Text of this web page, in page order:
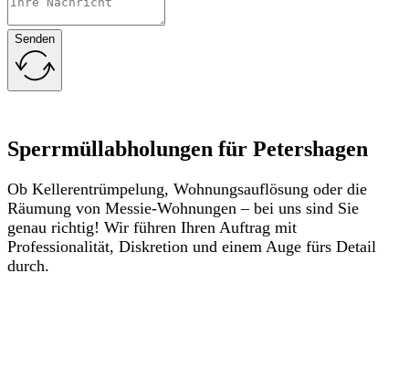
Senden
Sperrmüllabholungen für Petershagen
Ob Kellerentrümpelung, Wohnungsauflösung oder die
Räumung von Messie-Wohnungen – bei uns sind Sie
genau richtig! Wir führen Ihren Auftrag mit
Professionalität, Diskretion und einem Auge fürs Detail
durch.